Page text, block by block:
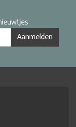
Aanmelden